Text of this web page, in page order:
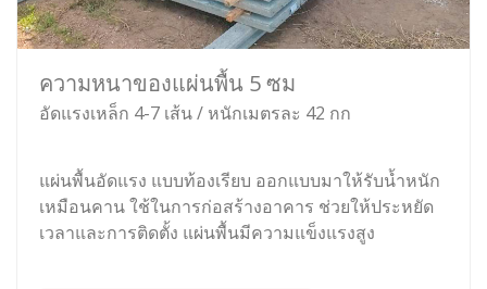
ความหนาของแผ่นพื้น 5 ซม
อัดแรงเหล็ก 4-7 เส้น / หนักเมตรละ 42 กก
แผ่นพื้นอัดแรง แบบท้องเรียบ ออกแบบมาให้รับน้ำหนัก
เหมือนคาน ใช้ในการก่อสร้างอาคาร ช่วยให้ประหยัด
เวลาและการติดตั้ง แผ่นพื้นมีความแข็งแรงสูง